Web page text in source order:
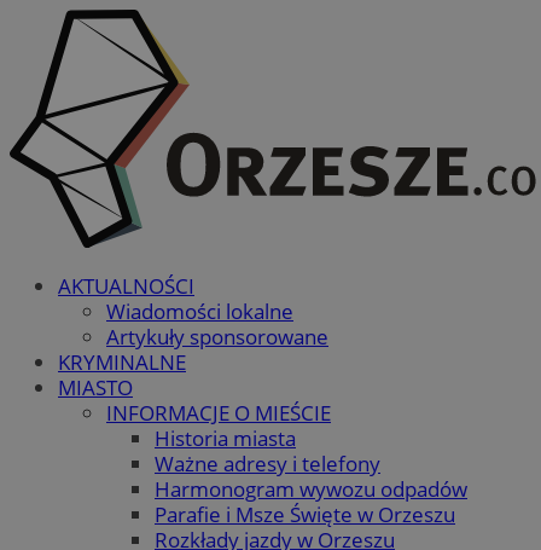
AKTUALNOŚCI
Wiadomości lokalne
Artykuły sponsorowane
KRYMINALNE
MIASTO
INFORMACJE O MIEŚCIE
Historia miasta
Ważne adresy i telefony
Harmonogram wywozu odpadów
Parafie i Msze Święte w Orzeszu
Rozkłady jazdy w Orzeszu